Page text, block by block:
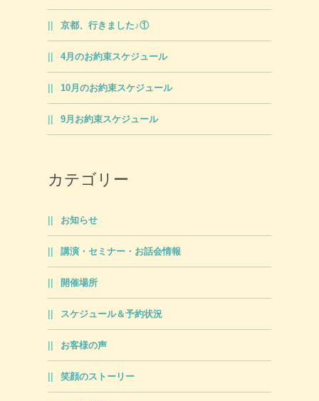
京都、行きました♪①
4月のお約束スケジュール
10月のお約束スケジュール
9月お約束スケジュール
カテゴリー
お知らせ
講演・セミナー・お話会情報
開催場所
スケジュール＆予約状況
お客様の声
笑顔のストーリー